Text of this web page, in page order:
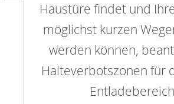
komfortablen
Demontieren Ihre
fachmännisch für
Transport und stellen